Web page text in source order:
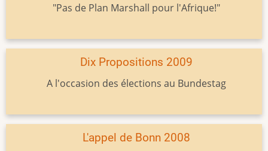
"Pas de Plan Marshall pour l'Afrique!"
Dix Propositions 2009
A l'occasion des élections au Bundestag
L'appel de Bonn 2008